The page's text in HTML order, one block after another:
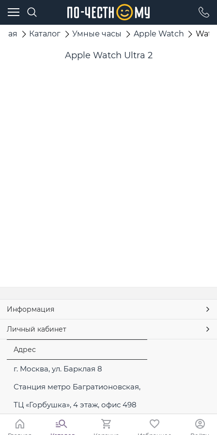
Каталог Умные часы Apple Watch
Apple Watch Ultra 2
Информация
Личный кабинет
Адрес
г. Москва, ул. Барклая 8
Станция метро Багратионовская,
ТЦ «Горбушка», 4 этаж, офис 498